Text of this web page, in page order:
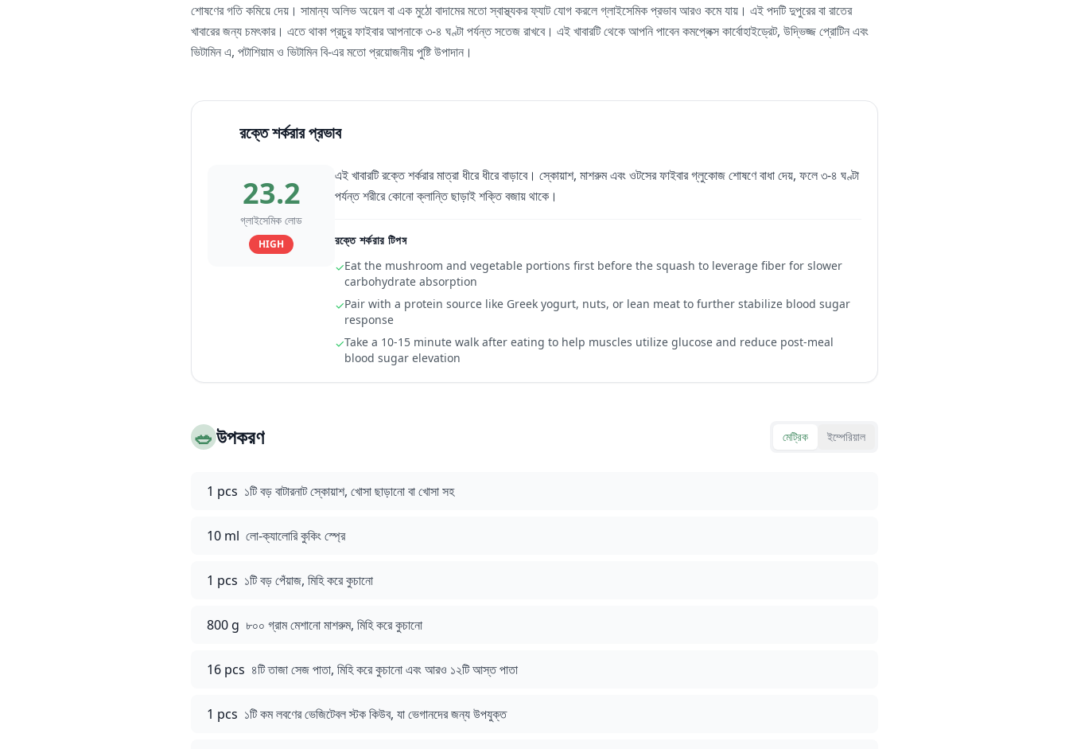
শোষণের গতি কমিয়ে দেয়। সামান্য অলিভ অয়েল বা এক মুঠো বাদামের মতো স্বাস্থ্যকর ফ্যাট যোগ করলে গ্লাইসেমিক প্রভাব আরও কমে যায়। এই পদটি দুপুরের বা রাতের
খাবারের জন্য চমৎকার। এতে থাকা প্রচুর ফাইবার আপনাকে ৩-৪ ঘণ্টা পর্যন্ত সতেজ রাখবে। এই খাবারটি থেকে আপনি পাবেন কমপ্লেক্স কার্বোহাইড্রেট, উদ্ভিজ্জ প্রোটিন এবং
ভিটামিন এ, পটাশিয়াম ও ভিটামিন বি-এর মতো প্রয়োজনীয় পুষ্টি উপাদান।
রক্তে শর্করার প্রভাব
23.2
গ্লাইসেমিক লোড
HIGH
এই খাবারটি রক্তে শর্করার মাত্রা ধীরে ধীরে বাড়াবে। স্কোয়াশ, মাশরুম এবং ওটসের ফাইবার গ্লুকোজ শোষণে বাধা দেয়, ফলে ৩-৪ ঘণ্টা
পর্যন্ত শরীরে কোনো ক্লান্তি ছাড়াই শক্তি বজায় থাকে।
রক্তে শর্করার টিপস
✓Eat the mushroom and vegetable portions first before the squash to leverage fiber for slower
carbohydrate absorption
✓Pair with a protein source like Greek yogurt, nuts, or lean meat to further stabilize blood sugar
response
✓Take a 10-15 minute walk after eating to help muscles utilize glucose and reduce post-meal
blood sugar elevation
🥗উপকরণ মেট্রিক ইম্পেরিয়াল
1 pcs ১টি বড় বাটারনাট স্কোয়াশ, খোসা ছাড়ানো বা খোসা সহ
10 ml লো-ক্যালোরি কুকিং স্প্রে
1 pcs ১টি বড় পেঁয়াজ, মিহি করে কুচানো
800 g ৮০০ গ্রাম মেশানো মাশরুম, মিহি করে কুচানো
16 pcs ৪টি তাজা সেজ পাতা, মিহি করে কুচানো এবং আরও ১২টি আস্ত পাতা
1 pcs ১টি কম লবণের ভেজিটেবল স্টক কিউব, যা ভেগানদের জন্য উপযুক্ত